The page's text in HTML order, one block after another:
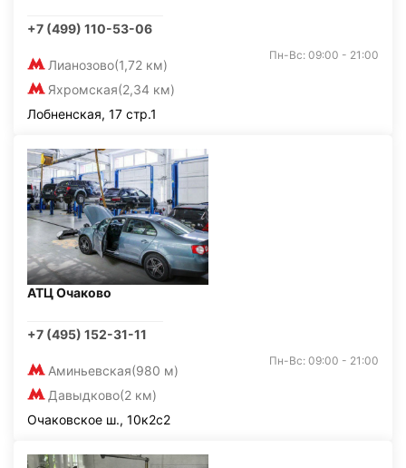
+7 (499) 110-53-06
Лианозово(1,72 км)
Яхромская(2,34 км)
Пн-Вс: 09:00 - 21:00
Лобненская, 17 стр.1
АТЦ Очаково
+7 (495) 152-31-11
Аминьевская(980 м)
Давыдково(2 км)
Пн-Вс: 09:00 - 21:00
Очаковское ш., 10к2с2